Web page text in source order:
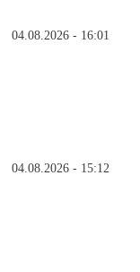
04.08.2026 - 16:01
04.08.2026 - 15:12